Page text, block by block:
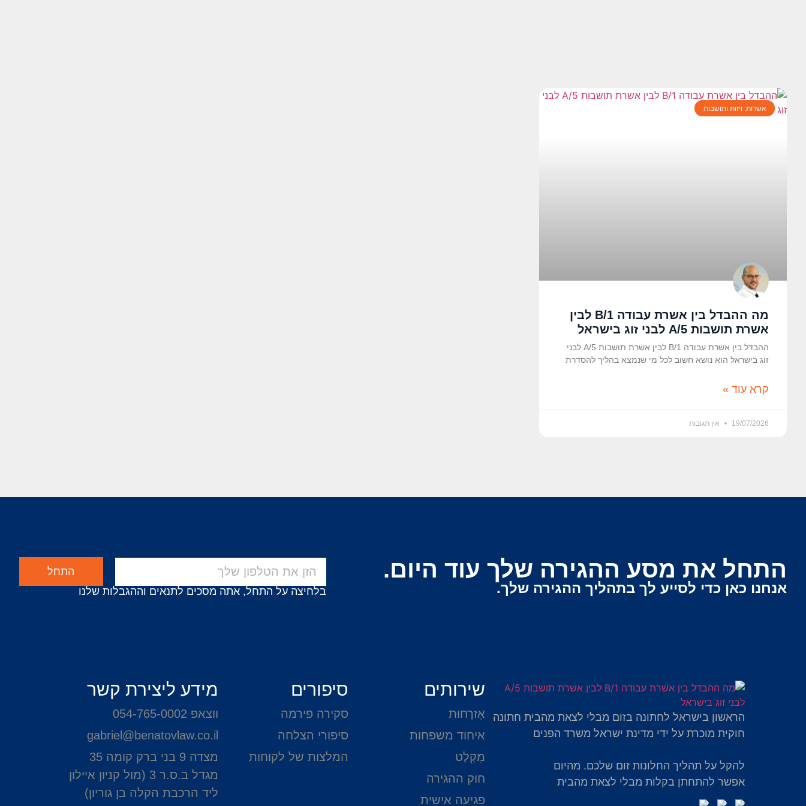
אשרות, ויזות ותושבות
מה ההבדל בין אשרת עבודה B/1 לבין
אשרת תושבות A/5 לבני זוג בישראל
ההבדל בין אשרת עבודה B/1 לבין אשרת תושבות A/5 לבני
זוג בישראל הוא נושא חשוב לכל מי שנמצא בהליך להסדרת
קרא עוד »
19/07/2026 אין תגובות
התחל את מסע ההגירה שלך עוד היום.
אנחנו כאן כדי לסייע לך בתהליך ההגירה שלך.
התחל
בלחיצה על התחל, אתה מסכים לתנאים וההגבלות שלנו
הראשון בישראל לחתונה בזום מבלי לצאת מהבית חתונה
חוקית מוכרת על ידי מדינת ישראל משרד הפנים
להקל על תהליך החלונות זום שלכם. מהיום
אפשר להתחתן בקלות מבלי לצאת מהבית
שירותים
אֶזרָחוּת
איחוד משפחות
מִקְלָט
חוק ההגירה
פגיעה אישית
סיפורים
סקירה פירמה
סיפורי הצלחה
המלצות של לקוחות
מידע ליצירת קשר
ווצאפ 054-765-0002
gabriel@benatovlaw.co.il
מצדה 9 בני ברק קומה 35
מגדל ב.ס.ר 3 (מול קניון איילון
ליד הרכבת הקלה בן גוריון)